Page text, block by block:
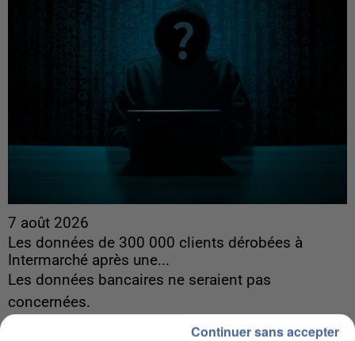
7 août 2026
Les données de 300 000 clients dérobées à
Intermarché après une...
Les données bancaires ne seraient pas
concernées.
Continuer sans accepter